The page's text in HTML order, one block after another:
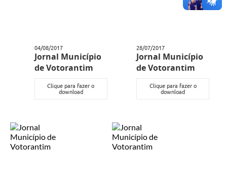
04/08/2017
Jornal Município
de Votorantim
Clique para fazer o
download
28/07/2017
Jornal Município
de Votorantim
Clique para fazer o
download